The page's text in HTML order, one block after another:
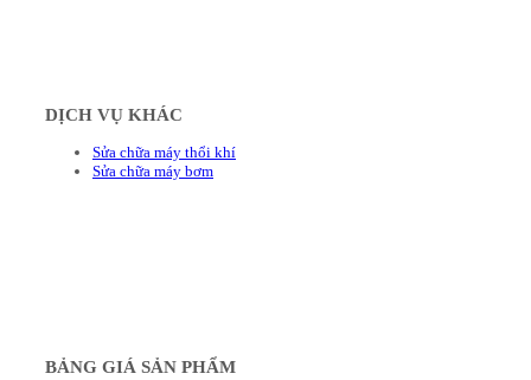
DỊCH VỤ KHÁC
Sửa chữa máy thổi khí
Sửa chữa máy bơm
BẢNG GIÁ SẢN PHẨM